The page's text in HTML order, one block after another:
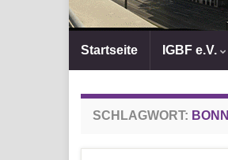
Startseite IGBF e.V.
SCHLAGWORT: BONN